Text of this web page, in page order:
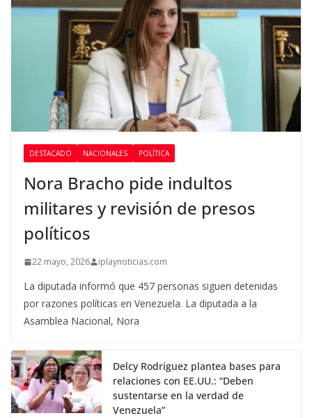
DESTACADO NACIONALES POLÍTICA
Nora Bracho pide indultos
militares y revisión de presos
políticos
22 mayo, 2026 iplaynoticias.com
La diputada informó que 457 personas siguen detenidas
por razones políticas en Venezuela. La diputada a la
Asamblea Nacional, Nora
Delcy Rodríguez plantea bases para
relaciones con EE.UU.: “Deben
sustentarse en la verdad de
Venezuela”